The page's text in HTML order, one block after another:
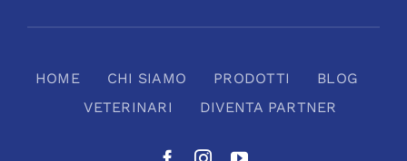
HOME CHI SIAMO PRODOTTI
BLOG
VETERINARI
DIVENTA PARTNER